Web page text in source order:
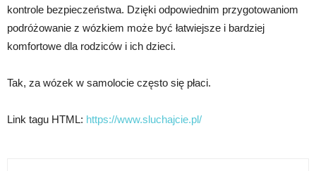
kontrole bezpieczeństwa. Dzięki odpowiednim przygotowaniom
podróżowanie z wózkiem może być łatwiejsze i bardziej
komfortowe dla rodziców i ich dzieci.
Tak, za wózek w samolocie często się płaci.
Link tagu HTML: https://www.sluchajcie.pl/